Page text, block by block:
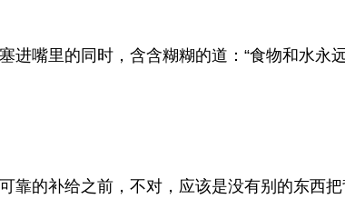
嘴里的同时，含含糊糊的道：“食物和水永
的补给之前，不对，应该是没有别的东西